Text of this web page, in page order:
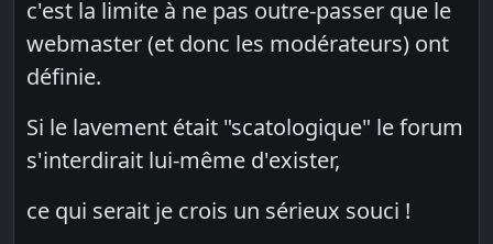
c'est la limite à ne pas outre-passer que le
webmaster (et donc les modérateurs) ont
définie.
Si le lavement était "scatologique" le forum
s'interdirait lui-même d'exister,
ce qui serait je crois un sérieux souci !